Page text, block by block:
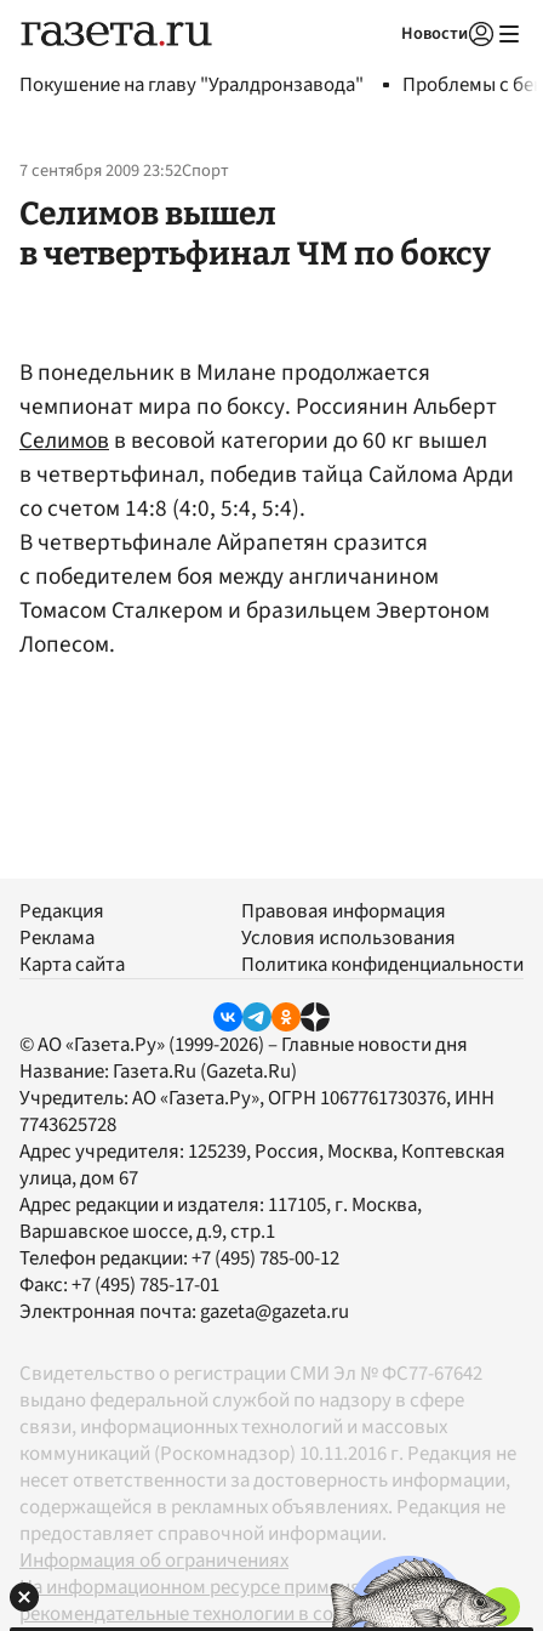
Новости
Покушение на главу "Уралдронзавода" Проблемы с
7 сентября 2009 23:52Спорт
Селимов вышел
в четвертьфинал ЧМ по боксу
В понедельник в Милане продолжается
чемпионат мира по боксу. Россиянин Альберт
Селимовв весовой категории до 60 кг вышел
в четвертьфинал, победив тайца Сайлома Арди
со счетом 14:8 (4:0, 5:4, 5:4).
В четвертьфинале Айрапетян сразится
с победителем боя между англичанином
Томасом Сталкером и бразильцем Эвертоном
Лопесом.
Редакция
Реклама
Карта сайта
Правовая информация
Условия использования
Политика конфиденциальности
© АО «Газета.Ру» (1999-2026) – Главные новости дня
Название: Газета.Ru (Gazeta.Ru)
Учредитель:АО «Газета.Ру», ОГРН 1067761730376, ИНН
7743625728
Адрес учредителя: 125239, Россия, Москва, Коптевская
улица, дом 67
Адрес редакции и издателя: 117105, г. Москва,
Варшавское шоссе, д.9, стр.1
Телефон редакции:+7 (495) 785-00-12
Факс:+7 (495) 785-17-01
Электронная почта:gazeta@gazeta.ru
Свидетельство о регистрации СМИ Эл № ФС77-67642
выдано федеральной службой по надзору в сфере
связи, информационных технологий и массовых
коммуникаций (Роскомнадзор) 10.11.2016 г. Редакция не
несет ответственности за достоверность информации,
содержащейся в рекламных объявлениях. Редакция не
предоставляет справочной информации.
Информация об ограничениях
На информационном ресурсе применяются
рекомендательные технологии в соответствии с